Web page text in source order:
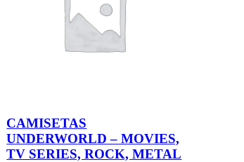
CAMISETAS
UNDERWORLD – MOVIES,
TV SERIES, ROCK, METAL